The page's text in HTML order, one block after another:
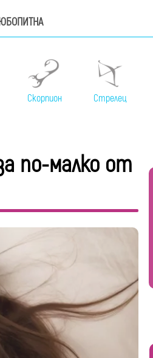
Скорпион Стрелец
по-малко от